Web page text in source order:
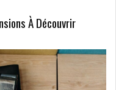
À Découvrir